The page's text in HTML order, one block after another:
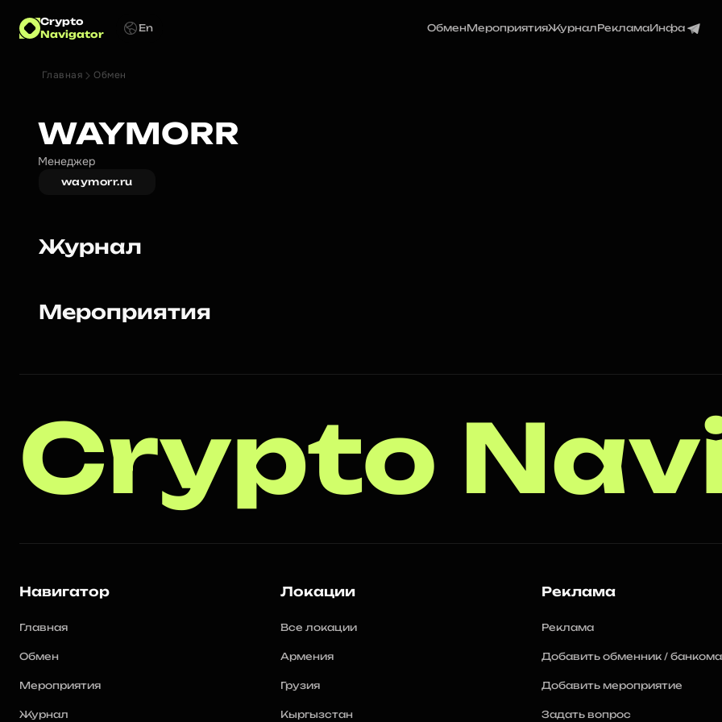
Crypto
Navigator
En ОбменМероприятияЖурналРекламаИнфа
Главная Обмен
WAYMORR
Менеджер
waymorr.ru
Журнал
Мероприятия
Crypto
Навигатор
Главная
Обмен
Мероприятия
Журнал
Локации
Все локации
Армения
Грузия
Кыргызстан
Реклама
Реклама
Добавить обменник /
Добавить мероприятие
Задать вопрос